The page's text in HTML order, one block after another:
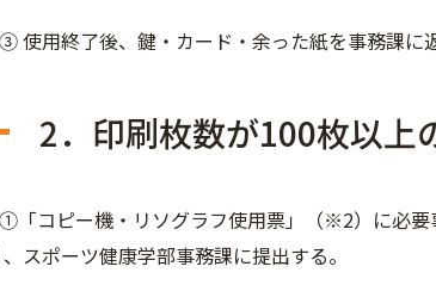
使用終了後、鍵・カード・余った紙を事務課に
2．印刷枚数が100枚以上
「コピー機・リソグラフ使用票」（※2）に必要
、スポーツ健康学部事務課に提出する。